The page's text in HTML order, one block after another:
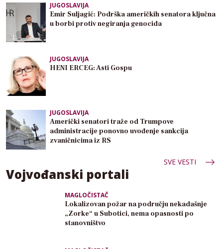
JUGOSLAVIJA
Emir Suljagić: Podrška američkih senatora ključna
u borbi protiv negiranja genocida
JUGOSLAVIJA
HENI ERCEG: Asti Gospu
JUGOSLAVIJA
Američki senatori traže od Trumpove
administracije ponovno uvođenje sankcija
zvaničnicima iz RS
SVE VESTI
Vojvođanski portali
MAGLOČISTAČ
Lokalizovan požar na području nekadašnje
„Zorke“ u Subotici, nema opasnosti po
stanovništvo